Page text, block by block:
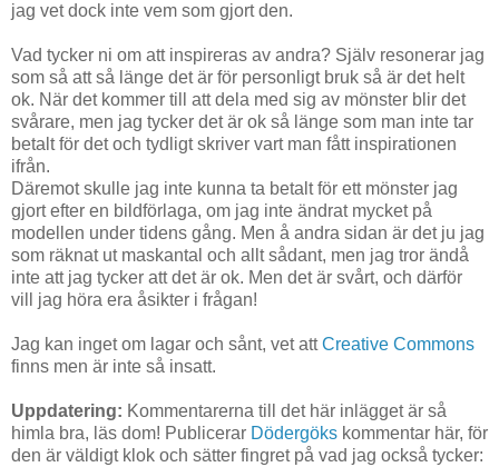
jag vet dock inte vem som gjort den.
Vad tycker ni om att inspireras av andra? Själv resonerar jag
som så att så länge det är för personligt bruk så är det helt
ok. När det kommer till att dela med sig av mönster blir det
svårare, men jag tycker det är ok så länge som man inte tar
betalt för det och tydligt skriver vart man fått inspirationen
ifrån.
Däremot skulle jag inte kunna ta betalt för ett mönster jag
gjort efter en bildförlaga, om jag inte ändrat mycket på
modellen under tidens gång. Men å andra sidan är det ju jag
som räknat ut maskantal och allt sådant, men jag tror ändå
inte att jag tycker att det är ok. Men det är svårt, och därför
vill jag höra era åsikter i frågan!
Jag kan inget om lagar och sånt, vet attCreative Commons
finns men är inte så insatt.
Uppdatering: Kommentarerna till det här inlägget är så
himla bra, läs dom! Publicerar Dödergöks kommentar här, för
den är väldigt klok och sätter fingret på vad jag också tycker: